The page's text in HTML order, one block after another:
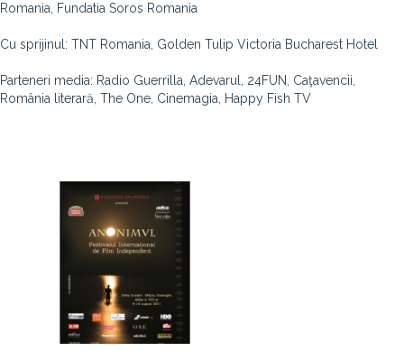
Romania, Fundatia Soros Romania
Cu sprijinul: TNT Romania, Golden Tulip Victoria Bucharest Hotel
Parteneri media: Radio Guerrilla, Adevarul, 24FUN, Caţavencii,
România literară, The One, Cinemagia, Happy Fish TV